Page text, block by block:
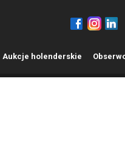
Aukcje holenderskie O